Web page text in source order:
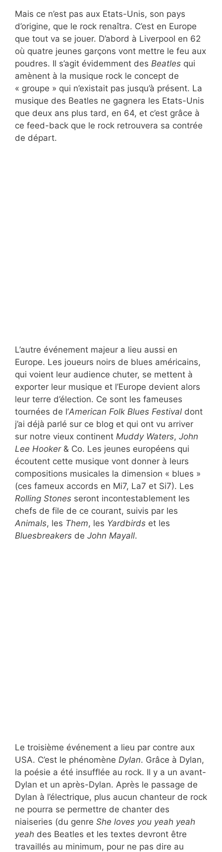
Mais ce n’est pas aux Etats-Unis, son pays
d’origine, que le rock renaîtra. C’est en Europe
que tout va se jouer. D’abord à Liverpool en 62
où quatre jeunes garçons vont mettre le feu aux
poudres. Il s’agit évidemment des Beatles qui
amènent à la musique rock le concept de
« groupe » qui n’existait pas jusqu’à présent. La
musique des Beatles ne gagnera les Etats-Unis
que deux ans plus tard, en 64, et c’est grâce à
ce feed-back que le rock retrouvera sa contrée
de départ.
L’autre événement majeur a lieu aussi en
Europe. Les joueurs noirs de blues américains,
qui voient leur audience chuter, se mettent à
exporter leur musique et l’Europe devient alors
leur terre d’élection. Ce sont les fameuses
tournées de l’American Folk Blues Festival dont
j’ai déjà parlé sur ce blog et qui ont vu arriver
sur notre vieux continent Muddy Waters, John
Lee Hooker& Co. Les jeunes européens qui
écoutent cette musique vont donner à leurs
compositions musicales la dimension « blues »
(ces fameux accords en Mi7, La7 et Si7). Les
Rolling Stones seront incontestablement les
chefs de file de ce courant, suivis par les
Animals, les Them, les Yardbirds et les
Bluesbreakers de John Mayall.
Le troisième événement a lieu par contre aux
USA. C’est le phénomène Dylan. Grâce à Dylan,
la poésie a été insufflée au rock. Il y a un avant-
Dylan et un après-Dylan. Après le passage de
Dylan à l’électrique, plus aucun chanteur de rock
ne pourra se permettre de chanter des
niaiseries (du genre She loves you yeah yeah
yeah des Beatles et les textes devront être
travaillés au minimum, pour ne pas dire au